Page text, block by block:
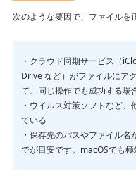
次のような要因で、ファイルを
・クラウド同期サービス（
Drive など）がファイルにア
て、同じ操作でも成功する場
・ウイルス対策ソフトなど
ている
・保存先のパスやファイル
でが目安です。macOSでも